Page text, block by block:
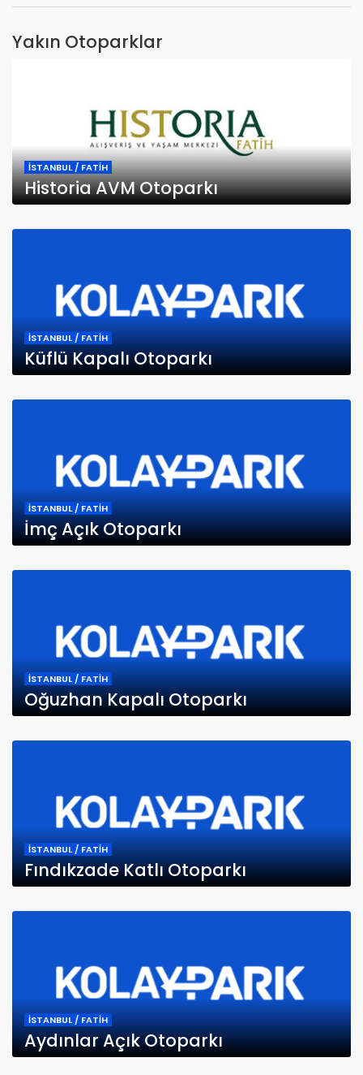
Yakın Otoparklar
İSTANBUL / FATİH
Historia AVM Otoparkı
İSTANBUL / FATİH
Küflü Kapalı Otoparkı
İSTANBUL / FATİH
İmç Açık Otoparkı
İSTANBUL / FATİH
Oğuzhan Kapalı Otoparkı
İSTANBUL / FATİH
Fındıkzade Katlı Otoparkı
İSTANBUL / FATİH
Aydınlar Açık Otoparkı